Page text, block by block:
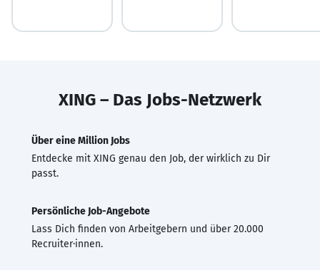
XING – Das Jobs-Netzwerk
Über eine Million Jobs
Entdecke mit XING genau den Job, der wirklich zu Dir
passt.
Persönliche Job-Angebote
Lass Dich finden von Arbeitgebern und über 20.000
Recruiter·innen.